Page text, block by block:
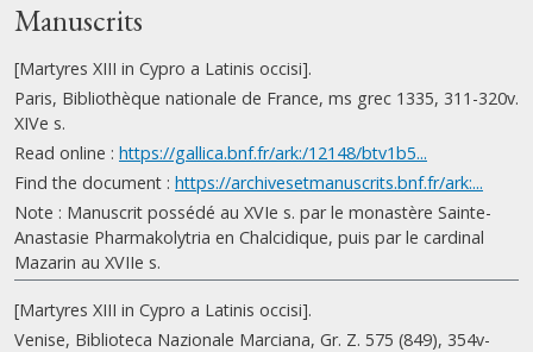
Manuscrits
[Martyres XIII in Cypro a Latinis occisi].
Paris, Bibliothèque nationale de France, ms grec 1335, 311-320v.
XIVe s.
Read online : https://gallica.bnf.fr/ark:/12148/btv1b5...
Find the document : https://archivesetmanuscrits.bnf.fr/ark:...
Note : Manuscrit possédé au XVIe s. par le monastère Sainte-
Anastasie Pharmakolytria en Chalcidique, puis par le cardinal
Mazarin au XVIIe s.
[Martyres XIII in Cypro a Latinis occisi].
Venise, Biblioteca Nazionale Marciana, Gr. Z. 575 (849), 354v-